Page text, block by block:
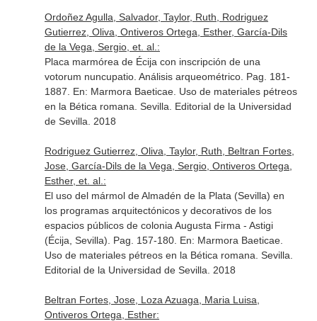
Ordoñez Agulla, Salvador, Taylor, Ruth, Rodriguez
Gutierrez, Oliva, Ontiveros Ortega, Esther, García-Dils
de la Vega, Sergio, et. al.:
Placa marmórea de Écija con inscripción de una
votorum nuncupatio. Análisis arqueométrico. Pag. 181-
1887. En: Marmora Baeticae. Uso de materiales pétreos
en la Bética romana . Sevilla. Editorial de la Universidad
de Sevilla. 2018
Rodriguez Gutierrez, Oliva, Taylor, Ruth, Beltran Fortes,
Jose, García-Dils de la Vega, Sergio, Ontiveros Ortega,
Esther, et. al.:
El uso del mármol de Almadén de la Plata (Sevilla) en
los programas arquitectónicos y decorativos de los
espacios públicos de colonia Augusta Firma - Astigi
(Écija, Sevilla). Pag. 157-180. En: Marmora Baeticae.
Uso de materiales pétreos en la Bética romana . Sevilla.
Editorial de la Universidad de Sevilla. 2018
Beltran Fortes, Jose, Loza Azuaga, Maria Luisa,
Ontiveros Ortega, Esther: